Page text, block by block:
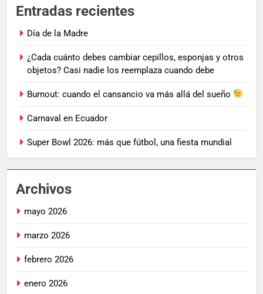
Entradas recientes
Día de la Madre
¿Cada cuánto debes cambiar cepillos, esponjas y otros
objetos? Casi nadie los reemplaza cuando debe
Burnout: cuando el cansancio va más allá del sueño
Carnaval en Ecuador
Super Bowl 2026: más que fútbol, una fiesta mundial
Archivos
mayo 2026
marzo 2026
febrero 2026
enero 2026